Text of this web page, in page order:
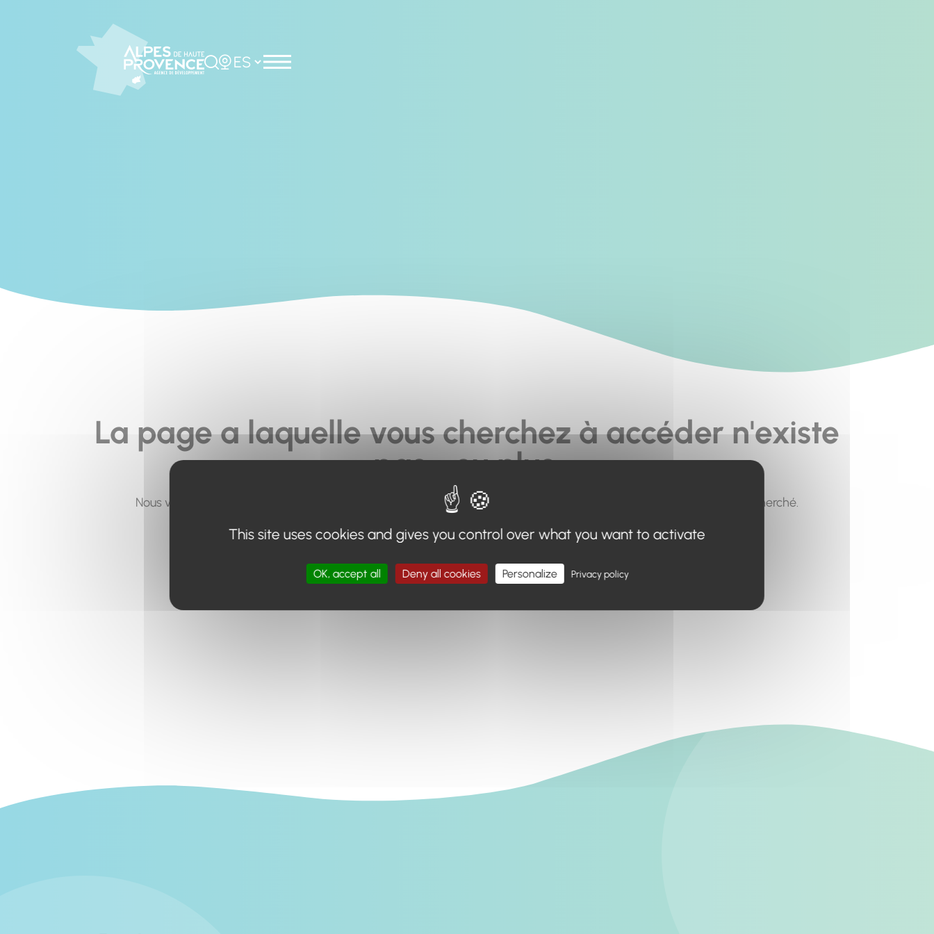
Rechercher
Choisir la langue
La page a laquelle vous cherchez à accéder n'existe
pas... ou plus.
Nous vous invitons à utiliser le moteur de recherche en haut de page, ou à utiliser le menu pour trouver le contenu recherché.
Retour à l'accueil
This site uses cookies and gives you control over what you want to activate
OK, accept all Deny all cookies Personalize Privacy policy